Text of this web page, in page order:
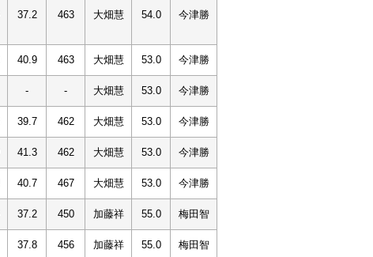
37.2 463 大畑慧 54.0 今津勝
40.9 463 大畑慧 53.0 今津勝
- - 大畑慧 53.0 今津勝
39.7 462 大畑慧 53.0 今津勝
41.3 462 大畑慧 53.0 今津勝
40.7 467 大畑慧 53.0 今津勝
37.2 450 加藤祥 55.0 梅田智
37.8 456 加藤祥 55.0 梅田智